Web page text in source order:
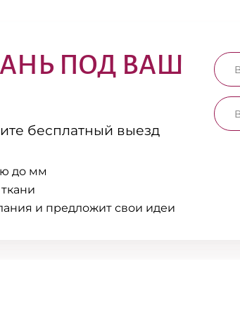
ПОД ВАШ
бесплатный выезд
до мм
и предложит свои идеи